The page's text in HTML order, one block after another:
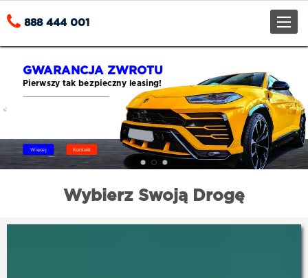
Toggle
888 444 001
GWARANCJA ZWROTU
Pierwszy tak bezpieczny leasing!
Więcej Kontakt
Wybierz Swoją Drogę